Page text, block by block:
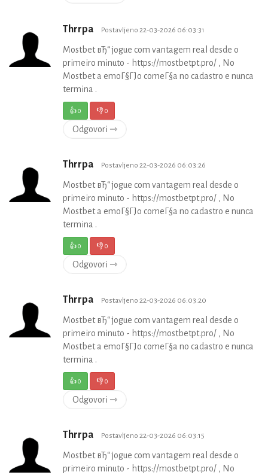
Thrrpa Postavljeno 22-03-2026 06:03:31
Mostbet вЂ“ jogue com vantagem real desde o
primeiro minuto - https://mostbetpt.pro/ , No
Mostbet a emoГ§ГЈo comeГ§a no cadastro e nunca
termina .
👍0 👎0
Odgovori ⇾
Thrrpa Postavljeno 22-03-2026 06:03:26
Mostbet вЂ“ jogue com vantagem real desde o
primeiro minuto - https://mostbetpt.pro/ , No
Mostbet a emoГ§ГЈo comeГ§a no cadastro e nunca
termina .
👍0 👎0
Odgovori ⇾
Thrrpa Postavljeno 22-03-2026 06:03:20
Mostbet вЂ“ jogue com vantagem real desde o
primeiro minuto - https://mostbetpt.pro/ , No
Mostbet a emoГ§ГЈo comeГ§a no cadastro e nunca
termina .
👍0 👎0
Odgovori ⇾
Thrrpa Postavljeno 22-03-2026 06:03:15
Mostbet вЂ“ jogue com vantagem real desde o
primeiro minuto - https://mostbetpt.pro/ , No